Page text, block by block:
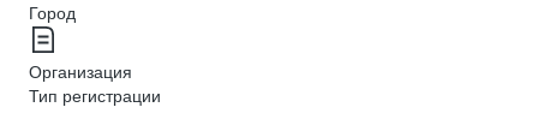
Город
Организация
Тип регистрации